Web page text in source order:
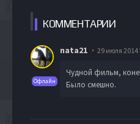
КОММЕНТАРИИ
Офлайн
nata21 29 июля 2014
Чудной фильм,
Было смешно.